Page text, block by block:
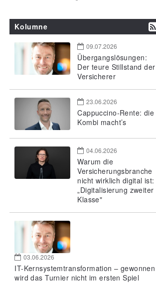
Kolumne
09.07.2026
Übergangslösungen:
Der teure Stillstand der
Versicherer
23.06.2026
Cappuccino-Rente: die
Kombi macht’s
04.06.2026
Warum die
Versicherungsbranche
nicht wirklich digital ist:
„Digitalisierung zweiter
Klasse"
03.06.2026
IT-Kernsystemtransformation – gewonnen
wird das Turnier nicht im ersten Spiel